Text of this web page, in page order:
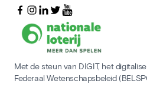
Met de steun van DIGIT, het
Federaal Wetenschapsbeleid